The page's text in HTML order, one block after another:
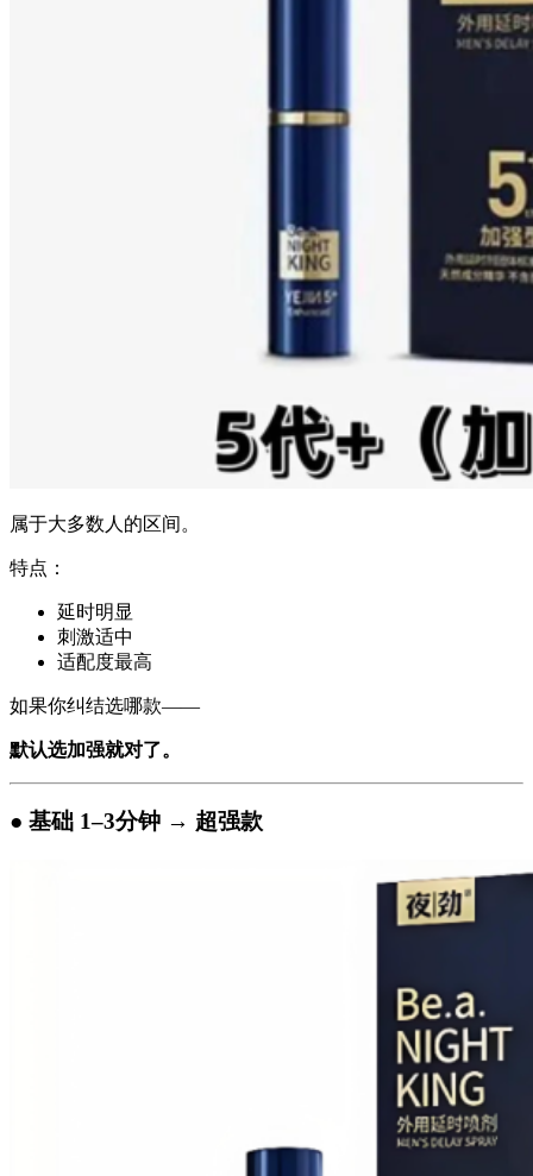
属于大多数人的区间。
特点：
延时明显
刺激适中
适配度最高
如果你纠结选哪款——
默认选加强就对了。
● 基础 1–3分钟 → 超强款